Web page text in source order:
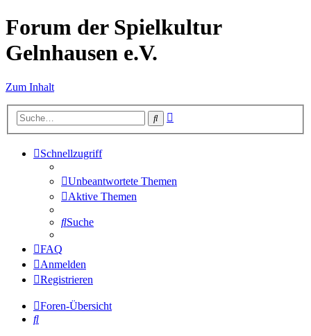
Forum der Spielkultur
Gelnhausen e.V.
Zum Inhalt
Suche
Schnellzugriff
Unbeantwortete Themen
Aktive Themen
Suche
FAQ
Anmelden
Registrieren
Foren-Übersicht
Suche